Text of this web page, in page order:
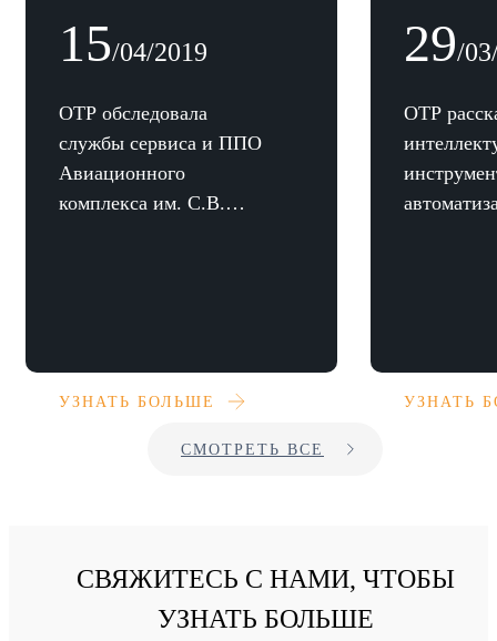
15/04/2019
ОТР обследовала
службы сервиса и ППО
Авиационного
комплекса им. С.В.
УЗНАТЬ БОЛЬШЕ
29/
ОТР
УЗНАТЬ
СМОТРЕТЬ ВСЕ
СВЯЖИТЕСЬ С НАМИ, ЧТОБЫ
УЗНАТЬ БОЛЬШЕ